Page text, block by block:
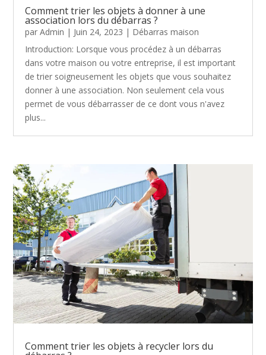
Comment trier les objets à donner à une
association lors du débarras ?
parAdmin | Juin 24, 2023 | Débarras maison
Introduction: Lorsque vous procédez à un débarras
dans votre maison ou votre entreprise, il est important
de trier soigneusement les objets que vous souhaitez
donner à une association. Non seulement cela vous
permet de vous débarrasser de ce dont vous n'avez
plus...
Comment trier les objets à recycler lors du